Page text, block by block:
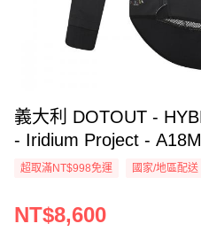
義大利 DOTOUT -
- Iridium Project -
超取滿NT$998免運 國家/地區配送
NT$8,600